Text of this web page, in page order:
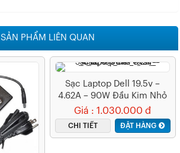
SẢN PHẨM LIÊN QUAN
Sạc Laptop Dell 19.5v –
4.62A – 90W Đầu Kim Nhỏ
Giá : 1.030.000 đ
CHI TIẾT ĐẶT HÀNG